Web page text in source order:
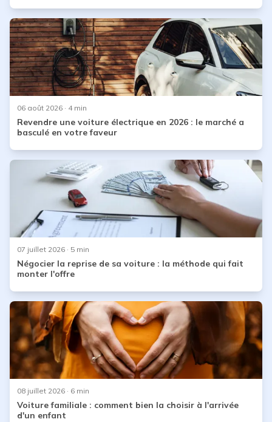
06 août 2026 · 4 min
Revendre une voiture électrique en 2026 : le marché a
basculé en votre faveur
07 juillet 2026 · 5 min
Négocier la reprise de sa voiture : la méthode qui fait
monter l'offre
08 juillet 2026 · 6 min
Voiture familiale : comment bien la choisir à l'arrivée
d'un enfant